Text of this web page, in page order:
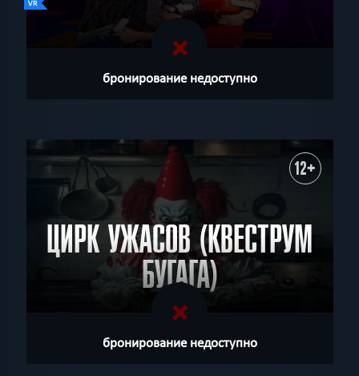
бронирование недоступно
12+
ЦИРК УЖАСОВ (КВЕСТРУМ
БУГАГА)
бронирование недоступно